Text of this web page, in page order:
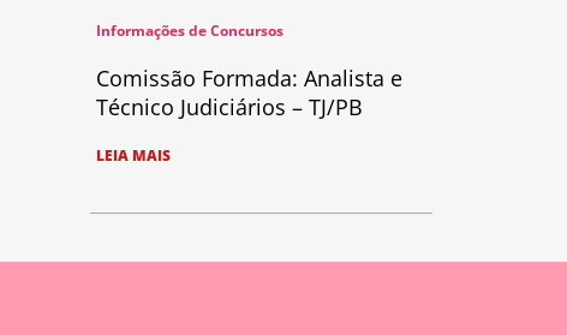
Informações de Concursos
Comissão Formada: Analista e
Técnico Judiciários – TJ/PB
LEIA MAIS